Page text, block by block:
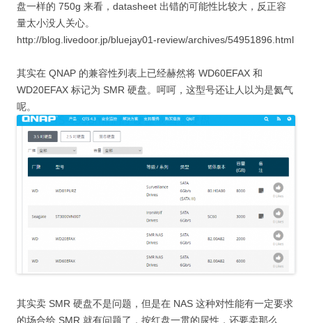
盘一样的 750g 来看，datasheet 出错的可能性比较大，反正容
量太小没人关心。
http://blog.livedoor.jp/bluejay01-review/archives/54951896.html
其实在 QNAP 的兼容性列表上已经赫然将 WD60EFAX 和
WD20EFAX 标记为 SMR 硬盘。呵呵，这型号还让人以为是氦气
呢。
其实卖 SMR 硬盘不是问题，但是在 NAS 这种对性能有一定要求
的场合给 SMR 就有问题了，按红盘一贯的尿性，还要卖那么